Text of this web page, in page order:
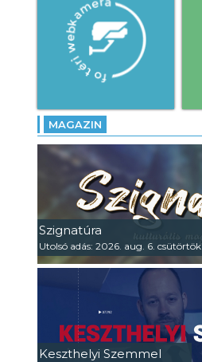
MAGAZIN
Szignatúra
Utolsó adás: 2026. aug. 6. csütörtök
Keszthelyi Szemmel